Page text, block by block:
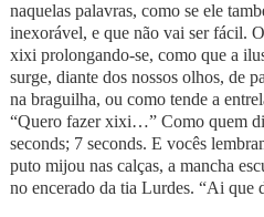
naquelas palavras, como se ele
inexorável, e que não vai ser fácil.
xixi prolongando-se, como que a
surge, diante dos nossos olhos, de
na braguilha, ou como tende a
“Quero fazer xixi…” Como quem
seconds; 7 seconds. E vocês
puto mijou nas calças, a mancha
no encerado da tia Lurdes. “Ai que